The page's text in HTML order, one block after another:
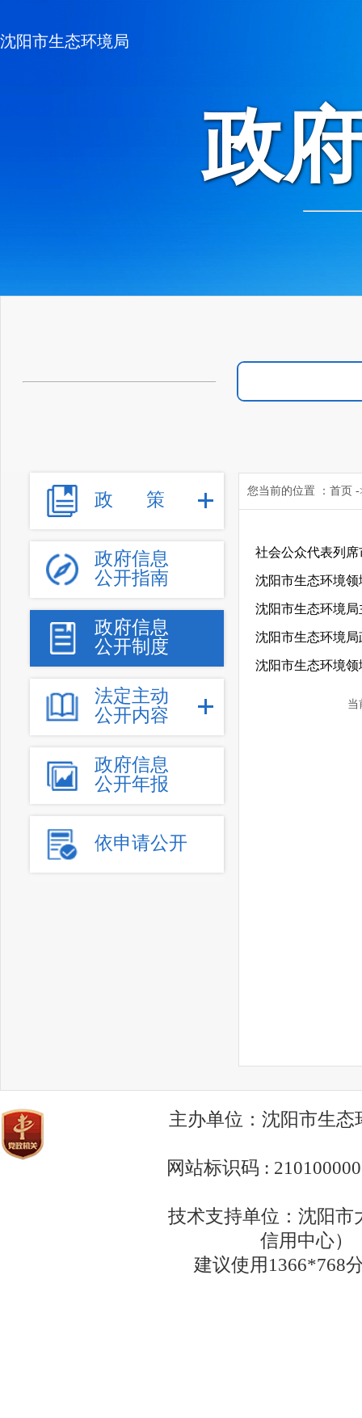
沈阳市生态环境局
政
政 策
政府信息
公开指南
政府信息
公开制度
法定主动
公开内容
政府信息
公开年报
依申请公开
您当前的位置 ： 首页
社会公众代表列
沈阳市生态环境
沈阳市生态环境
沈阳市生态环境
沈阳市生态环境
主办单位：沈阳市生
网站标识码 :
技术支持单位：沈阳
信用中心）
建议使用1366*768